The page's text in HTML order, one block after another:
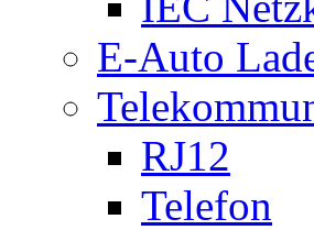
E-Auto
RJ12
Telefon